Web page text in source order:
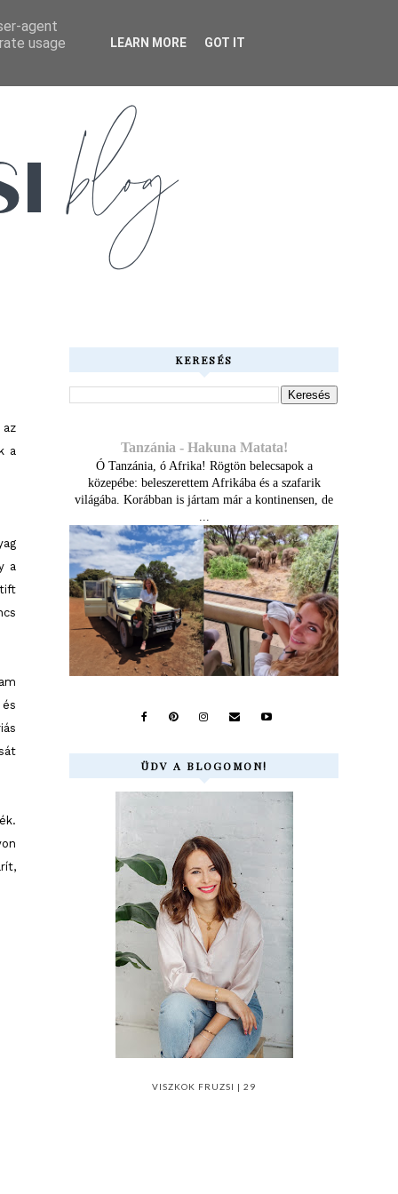
a
a
KERESÉS
Tanzánia - Hakuna Matata!
Ó Tanzánia, ó Afrika! Rögtön belecsapok a
közepébe: beleszerettem Afrikába és a szafarik
világába. Korábban is jártam már a kontinensen, de
...
ÜDV A BLOGOMON!
VISZKOK FRUZSI | 29
agent
usage
LEARN MORE GOT IT